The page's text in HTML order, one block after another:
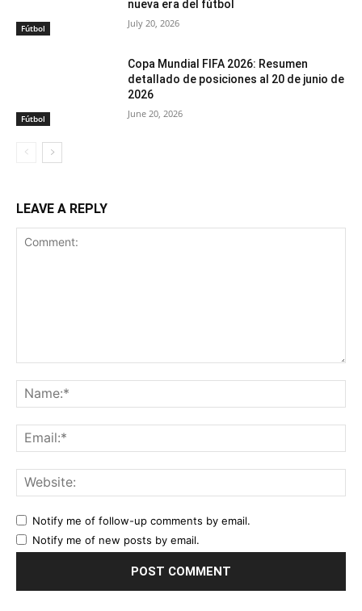
Fútbol
nueva era del fútbol
July 20, 2026
Fútbol
Copa Mundial FIFA 2026: Resumen
detallado de posiciones al 20 de junio de
2026
June 20, 2026
LEAVE A REPLY
Notify me of follow-up comments by email.
Notify me of new posts by email.